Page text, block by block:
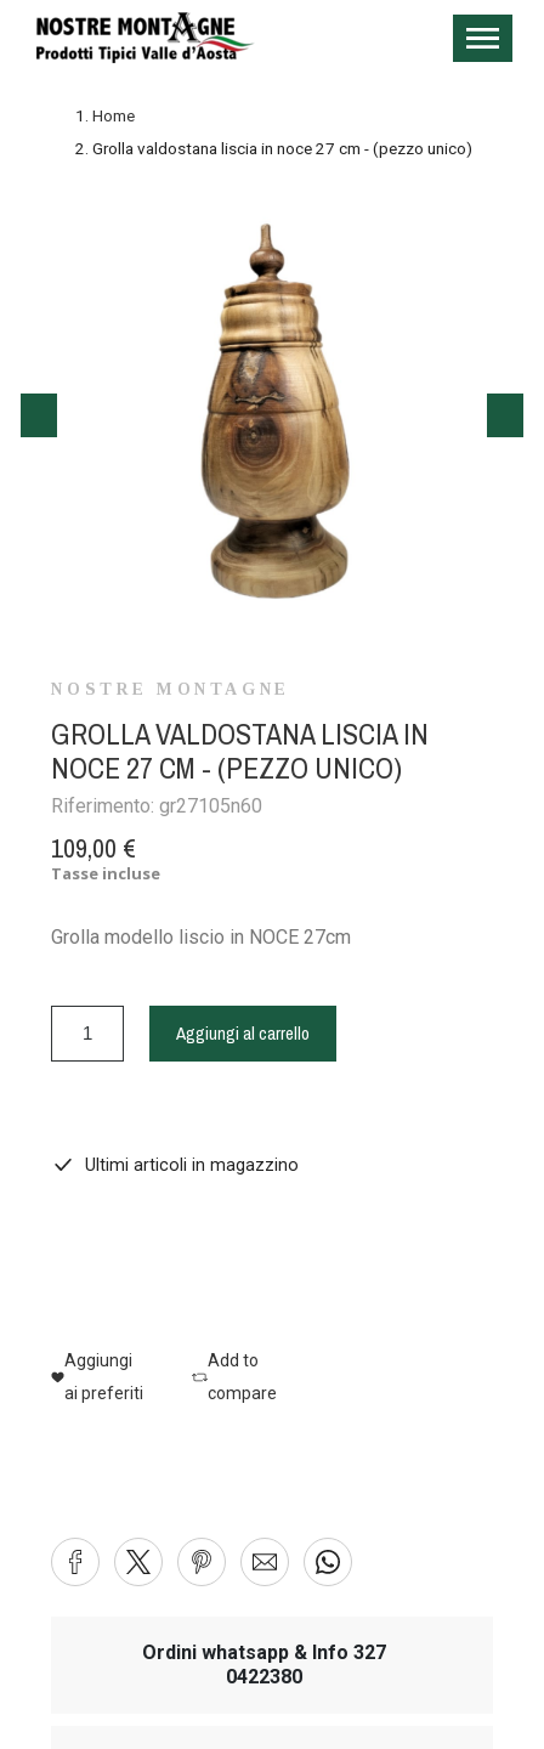
Home
Grolla valdostana liscia in noce 27 cm - (pezzo unico)
NOSTRE MONTAGNE
GROLLA VALDOSTANA LISCIA IN
NOCE 27 CM - (PEZZO UNICO)
Riferimento:gr27105n60
109,00 €
Tasse incluse
Grolla modello liscio in NOCE 27cm
Aggiungi al carrello
Ultimi articoli in magazzino
Aggiungi
ai preferiti
Add to
compare
Ordini whatsapp & Info 327
0422380